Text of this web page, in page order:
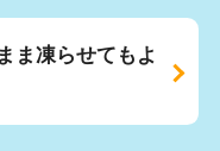
ま凍らせてもよ